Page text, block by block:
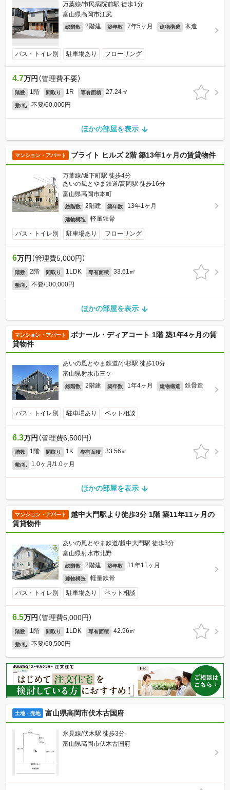
万葉線/市民病院前駅 徒歩1分
富山県高岡市江尻
総階数 2階建 築年数 7年5ヶ月 建物構造 木造
バス・トイレ別 駐車場あり フローリング
4.7万円 （管理費不要）
階数 1階 間取り 1R 専有面積 27.24㎡
敷/礼 不要/60,000円
ほかの部屋を表示
マンション・アパート ブライト ヒルズ 2階 築13年1ヶ月の賃貸物件
万葉線/坂下町駅 徒歩4分
あいの風とやま鉄道/高岡駅 徒歩16分
富山県高岡市本町
総階数 2階建 築年数 13年1ヶ月
建物構造 軽量鉄骨
バス・トイレ別 駐車場あり フローリング
6万円 （管理費5,000円）
階数 2階 間取り 1LDK 専有面積 33.61㎡
敷/礼 不要/100,000円
ほかの部屋を表示
マンション・アパート
ボナール・ディアコート 1階 築1年4ヶ月の賃
貸物件
あいの風とやま鉄道/小杉駅 徒歩10分
富山県射水市三ケ
総階数 2階建 築年数 1年4ヶ月 建物構造 鉄骨造
バス・トイレ別 駐車場あり ペット相談
6.3万円 （管理費6,500円）
階数 1階 間取り 1K 専有面積 33.56㎡
敷/礼 1.0ヶ月/1.0ヶ月
ほかの部屋を表示
マンション・アパート
越中大門駅より徒歩3分 1階 築11年11ヶ月の
賃貸物件
あいの風とやま鉄道/越中大門駅 徒歩3分
富山県射水市北野
総階数 2階建 築年数 11年11ヶ月
建物構造 軽量鉄骨
バス・トイレ別 駐車場あり ペット相談
6.5万円 （管理費6,000円）
階数 1階 間取り 1LDK 専有面積 42.96㎡
敷/礼 不要/60,500円
土地・売地 富山県高岡市伏木古国府
氷見線/伏木駅 徒歩3分
富山県高岡市伏木古国府